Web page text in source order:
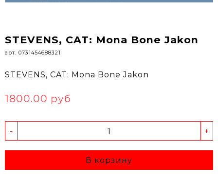
STEVENS, CAT: Mona Bone Jakon
арт. 0731454688321
STEVENS, CAT: Mona Bone Jakon
1800.00 руб
- +
В корзину